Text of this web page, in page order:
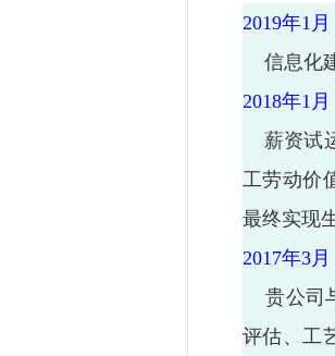
2019年1 月
信息化
2018年1 月
薪资试
工劳动价
最终实现
2017年3月
贵公司
评估、工